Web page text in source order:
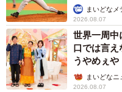
か」まいどなメ
2026.08.07
世界一周
口では言え
うやめぇ
ん】まいどなニ
2026.08.07